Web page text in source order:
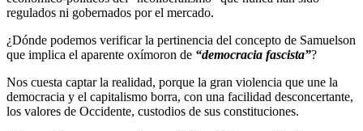
regulados ni gobernados por el mercado.
¿Dónde podemos verificar la pertinencia del concepto de Samuelson
que implica el aparente oxímoron de “democracia fascista”?
Nos cuesta captar la realidad, porque la gran violencia que une la
democracia y el capitalismo borra, con una facilidad desconcertante,
los valores de Occidente, custodios de sus constituciones.